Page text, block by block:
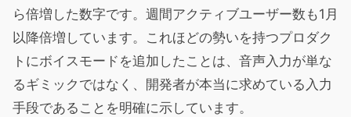
ら倍増した数字です。週間アクティブユーザー数も1月
以降倍増しています。これほどの勢いを持つプロダク
トにボイスモードを追加したことは、音声入力が単な
るギミックではなく、開発者が本当に求めている入力
手段であることを明確に示しています。